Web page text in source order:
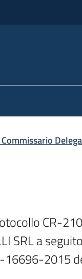
CR-
SRL a
16696-2015